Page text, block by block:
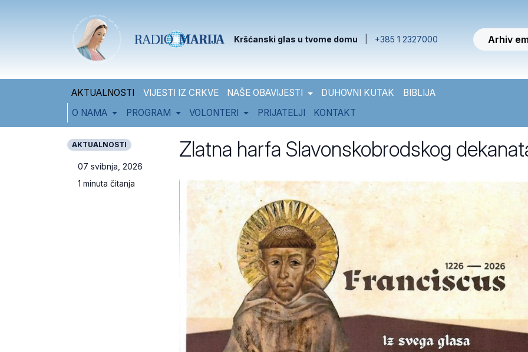
Kršćanski glas u tvome domu +385 1 2327000 Arhiv
AKTUALNOSTI VIJESTI IZ CRKVE NAŠE OBAVIJESTI DUHOVNI KUTAK
BIBLIJA
O NAMA
PROGRAM VOLONTERI PRIJATELJI KONTAKT
AKTUALNOSTI
07 svibnja, 2026
1 minuta čitanja
Zlatna harfa Slavonskobrodskog